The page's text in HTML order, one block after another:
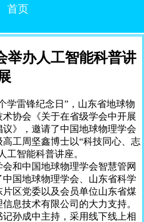
首页
举办人工智能科普讲
雷锋纪念日”，山东省地球物
协会《关于在省级学会中开展
》，邀请了中国地球物理学会
工周坚鑫博士以“科技同心、志
工智能科普讲座。
中国地球物理学会智慧管网
国地球物理学会、山东省科学
区党委以及会员单位山东省煤
息技术有限公司的大力支持。
孙成中主持，采用线下线上相